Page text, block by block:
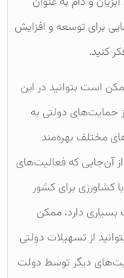
برای توسعه و افزایش
کنید.
است بتوانید در این
حمایت‌های دولتی به
مختلف بهره‌مند
آن‌جایی که فعالیت‌های
کشاورزی برای کشور
دارد، ممکن
از تسهیلات دولتی
دیگر توسط دولت